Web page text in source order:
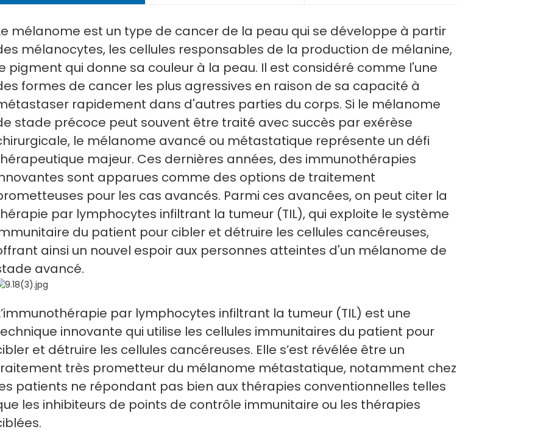
mélanome est un type de cancer de la peau qui se développe à partir
mélanocytes, les cellules responsables de la production de mélanine,
pigment qui donne sa couleur à la peau. Il est considéré comme l'une
formes de cancer les plus agressives en raison de sa capacité à
rapidement dans d'autres parties du corps. Si le mélanome
stade précoce peut souvent être traité avec succès par exérèse
le mélanome avancé ou métastatique représente un défi
majeur. Ces dernières années, des immunothérapies
sont apparues comme des options de traitement
pour les cas avancés. Parmi ces avancées, on peut citer la
par lymphocytes infiltrant la tumeur (TIL), qui exploite le système
du patient pour cibler et détruire les cellules cancéreuses,
ainsi un nouvel espoir aux personnes atteintes d'un mélanome de
avancé.
par lymphocytes infiltrant la tumeur (TIL) est une
innovante qui utilise les cellules immunitaires du patient pour
et détruire les cellules cancéreuses. Elle s’est révélée être un
très prometteur du mélanome métastatique, notamment chez
patients ne répondant pas bien aux thérapies conventionnelles telles
les inhibiteurs de points de contrôle immunitaire ou les thérapies